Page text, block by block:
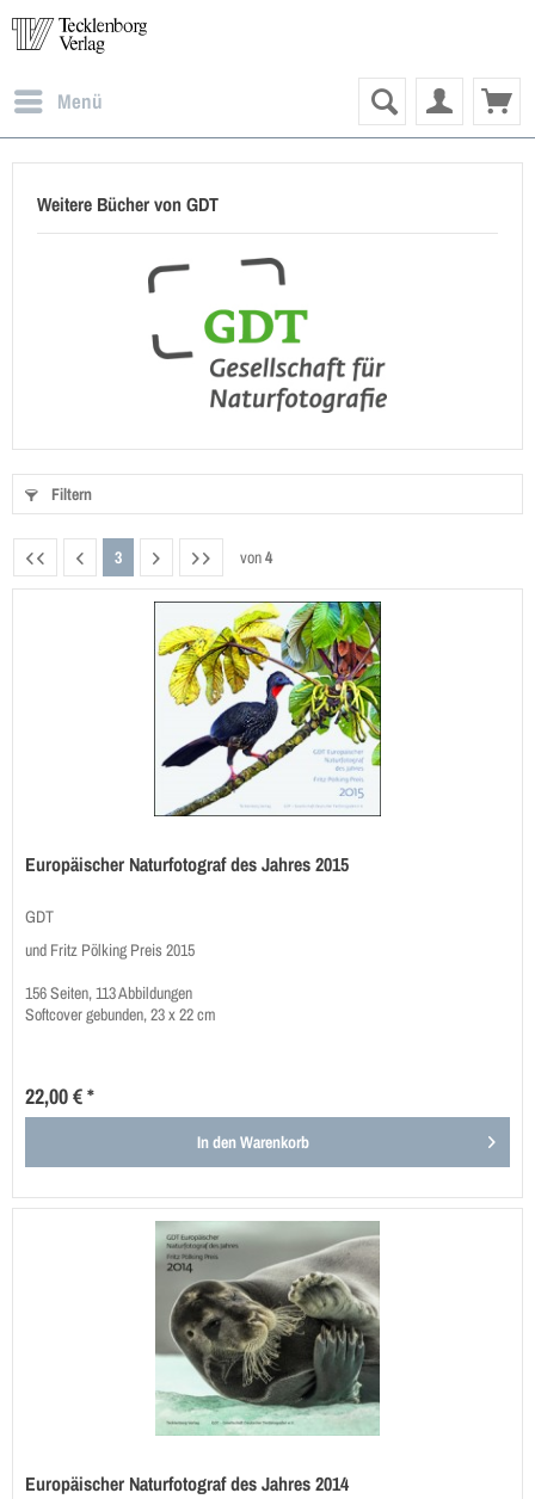
Menü
Weitere Bücher von GDT
Filtern
3 von4
Europäischer Naturfotograf des Jahres 2015
GDT
und Fritz Pölking Preis 2015
156 Seiten, 113 Abbildungen
Softcover gebunden, 23 x 22 cm
22,00 € *
In denWarenkorb
Europäischer Naturfotograf des Jahres 2014